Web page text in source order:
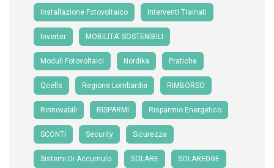
Installazione Fotovoltaico Interventi Trainati
Inverter MOBILITA' SOSTENIBILI
Moduli Fotovoltaici Nordika Pratiche
Qcells Regione Lombardia RIMBORSO
Rinnovabili RISPARMI Risparmio Energetico
SCONTI Security Sicurezza
Sistemi Di Accumulo SOLARE SOLAREDGE